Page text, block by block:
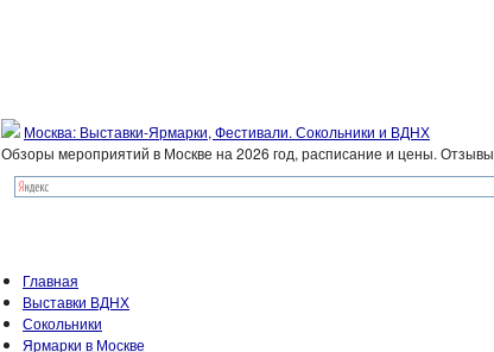
Москва: Выставки-Ярмарки, Фестивали. Сокольники и ВДНХ
Обзоры мероприятий в Москве на 2026 год, расписание и цены. Отзывы
Главная
Выставки ВДНХ
Сокольники
Ярмарки в Москве